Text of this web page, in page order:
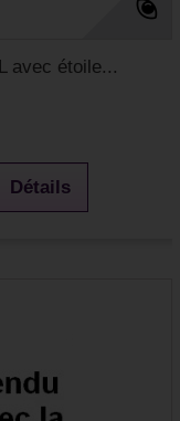
avec étoile...
Détails